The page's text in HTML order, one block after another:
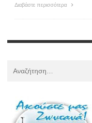
Διαβάστε περισσότερα